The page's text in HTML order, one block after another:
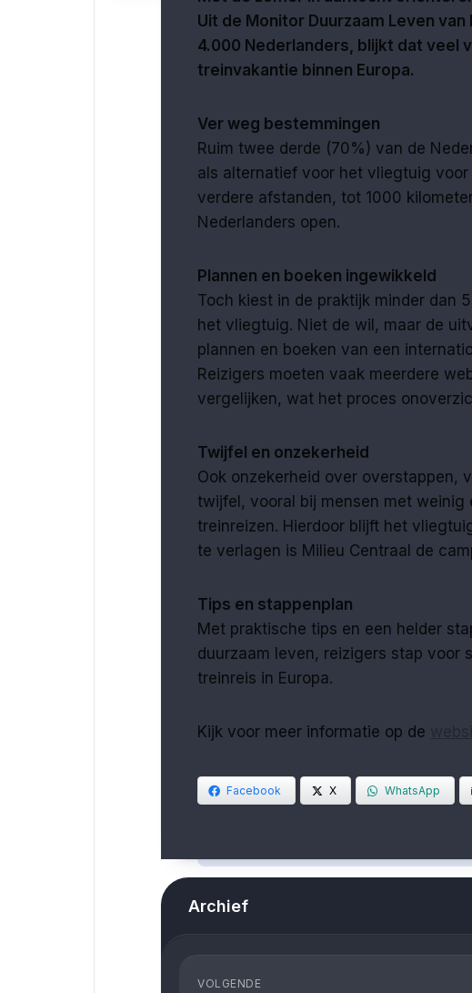
Uit de Monitor Duurzaam Leven
4.000 Nederlanders, blijkt dat veel
treinvakantie binnen Europa.
Ver weg bestemmingen
Ruim twee derde (70%) van de
als alternatief voor het vliegtuig
verdere afstanden, tot 1000
Nederlanders open.
Plannen en boeken ingewikkeld
Toch kiest in de praktijk minder dan
het vliegtuig. Niet de wil, maar de
plannen en boeken van een
Reizigers moeten vaak meerdere
vergelijken, wat het proces
Twijfel en onzekerheid
Ook onzekerheid over overstappen,
twijfel, vooral bij mensen met
treinreizen. Hierdoor blijft het
te verlagen is Milieu Centraal de
Tips en stappenplan
Met praktische tips en een helder
duurzaam leven, reizigers stap voor
treinreis in Europa.
Kijk voor meer informatie op de
Facebook X WhatsApp
Archief
VOLGENDE